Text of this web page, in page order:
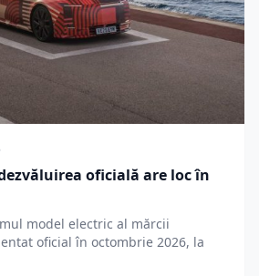
oficială are loc în
model electric al mărcii
oficial în octombrie 2026, la